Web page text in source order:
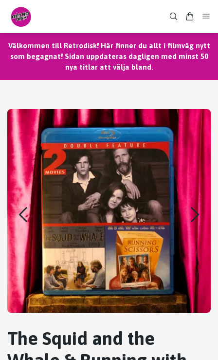
Välkommen till Retrodisk! Här finner du allt i filmväg nytt
som begagnat! Sidan uppdateras dagligen med minst 50
nya titlar att välja bland.
The Squid and the